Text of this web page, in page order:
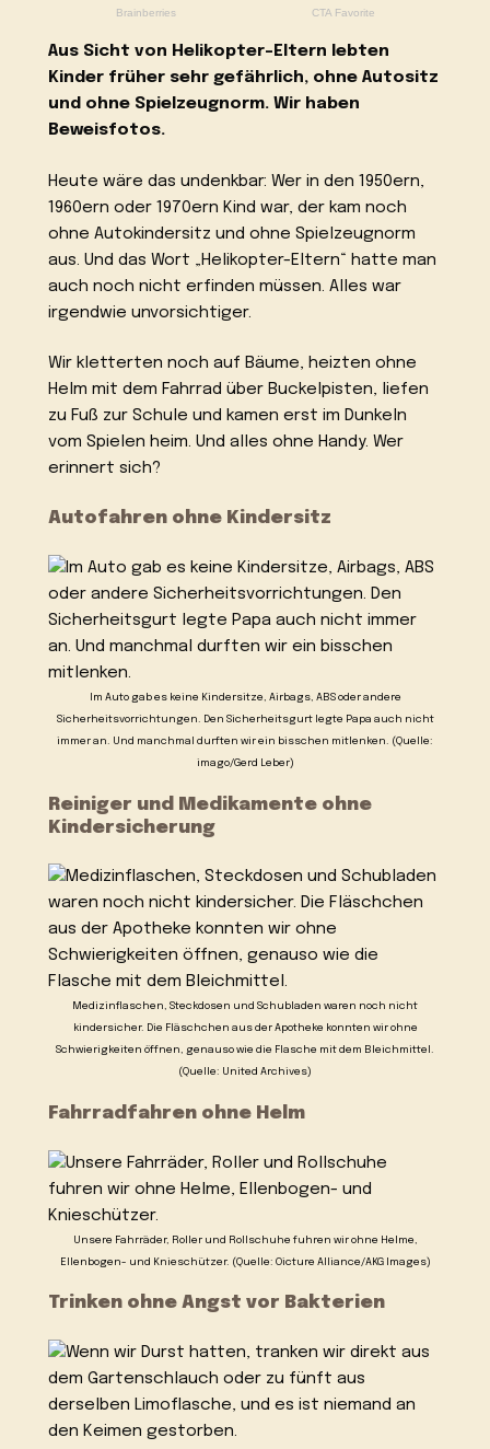
Aus Sicht von Helikopter-Eltern lebten
Kinder früher sehr gefährlich, ohne Autositz
und ohne Spielzeugnorm. Wir haben
Beweisfotos.
Heute wäre das undenkbar: Wer in den 1950ern,
1960ern oder 1970ern Kind war, der kam noch
ohne Autokindersitz und ohne Spielzeugnorm
aus. Und das Wort „Helikopter-Eltern“ hatte man
auch noch nicht erfinden müssen. Alles war
irgendwie unvorsichtiger.
Wir kletterten noch auf Bäume, heizten ohne
Helm mit dem Fahrrad über Buckelpisten, liefen
zu Fuß zur Schule und kamen erst im Dunkeln
vom Spielen heim. Und alles ohne Handy. Wer
erinnert sich?
Autofahren ohne Kindersitz
Im Auto gab es keine Kindersitze, Airbags, ABS oder andere
Sicherheitsvorrichtungen. Den Sicherheitsgurt legte Papa auch nicht
immer an. Und manchmal durften wir ein bisschen mitlenken. (Quelle:
imago/Gerd Leber)
Reiniger und Medikamente ohne
Kindersicherung
Medizinflaschen, Steckdosen und Schubladen waren noch nicht
kindersicher. Die Fläschchen aus der Apotheke konnten wir ohne
Schwierigkeiten öffnen, genauso wie die Flasche mit dem Bleichmittel.
(Quelle: United Archives)
Fahrradfahren ohne Helm
Unsere Fahrräder, Roller und Rollschuhe fuhren wir ohne Helme,
Ellenbogen- und Knieschützer. (Quelle: Oicture Alliance/AKG Images)
Trinken ohne Angst vor Bakterien